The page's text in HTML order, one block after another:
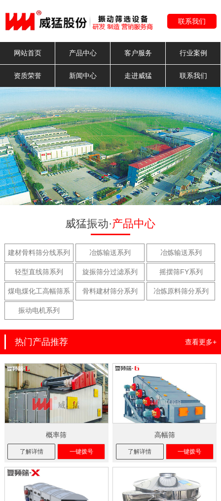
联系我们
网站首页 产品中心 客户服务 行业案例
资质荣誉 新闻中心 走进威猛 联系我们
威猛振动·产品中心
建材骨料筛分线系列 冶炼输送系列 冶炼输送系列
轻型直线筛系列 旋振筛分过滤系列 摇摆筛FY系列
煤电煤化工高幅筛系
列
骨料建材筛分系列 冶炼原料筛分系列
振动电机系列
热门产品推荐 查看更多+
概率筛
了解详情 一键拨号
高幅筛
了解详情 一键拨号